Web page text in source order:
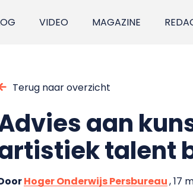
VIDEO MAGAZINE
Terug naar overzicht
aan
talent
Hoger Onderwijs Persbureau, 17